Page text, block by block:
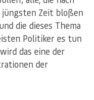
jüngsten Zeit bloßen
die dieses Thema
Politiker es tun
das eine der
der